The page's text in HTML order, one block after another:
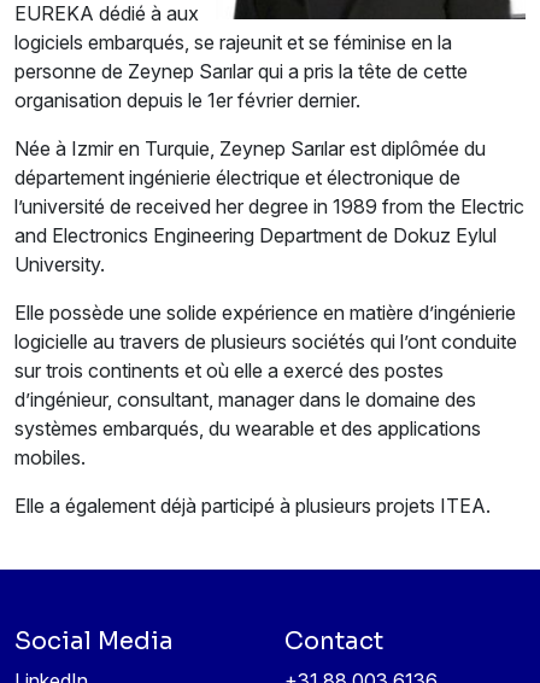
EUREKA dédié à aux
logiciels embarqués, se rajeunit et se féminise en la
personne de Zeynep Sarılar qui a pris la tête de cette
organisation depuis le 1er février dernier.
Née à Izmir en Turquie, Zeynep Sarılar est diplômée du
département ingénierie électrique et électronique de
l’université de received her degree in 1989 from the Electric
and Electronics Engineering Department de Dokuz Eylul
University.
Elle possède une solide expérience en matière d’ingénierie
logicielle au travers de plusieurs sociétés qui l’ont conduite
sur trois continents et où elle a exercé des postes
d’ingénieur, consultant, manager dans le domaine des
systèmes embarqués, du wearable et des applications
mobiles.
Elle a également déjà participé à plusieurs projets ITEA.
Social Media Contact